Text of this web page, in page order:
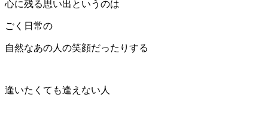
心に残る思い出というのは
ごく日常の
自然なあの人の笑顔だったりする
逢いたくても逢えない人